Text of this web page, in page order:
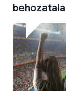
behozatala